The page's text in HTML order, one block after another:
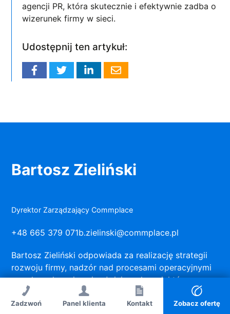
agencji PR, która skutecznie i efektywnie zadba o
wizerunek firmy w sieci.
Udostępnij ten artykuł:
Bartosz Zieliński
Dyrektor Zarządzający Commplace
+48 665 379 071b.zielinski@commplace.pl
Bartosz Zieliński odpowiada za realizację strategii
rozwoju firmy, nadzór nad procesami operacyjnymi
oraz koordynację najważniejszych projektów
komunikacyjnych.
Zadzwoń Kontakt
Zadzwoń Panel klienta Kontakt Zobacz ofertę